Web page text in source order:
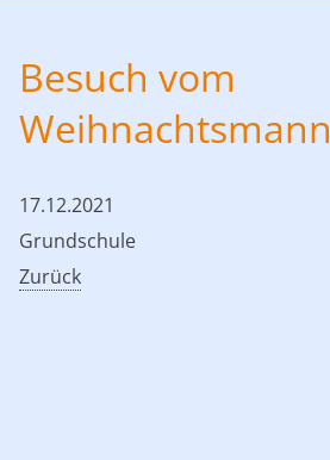
Besuch vom
Weihnachtsmann
17.12.2021
Grundschule
Zurück